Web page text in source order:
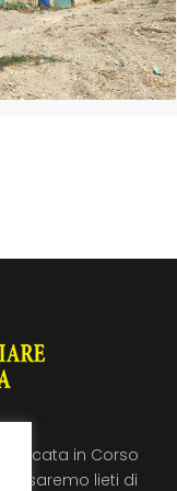
a Licata in Corso
saremo lieti di